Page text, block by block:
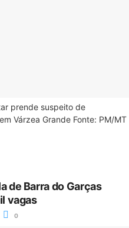
prende suspeito de
Várzea Grande Fonte: PM/MT
de Barra do Garças
vagas
0